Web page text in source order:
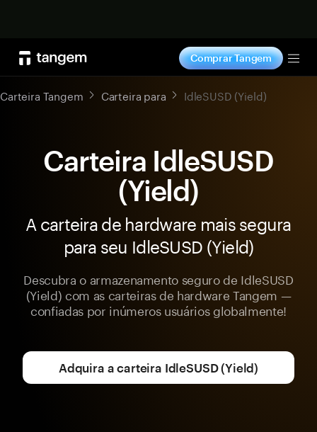
Comprar Tangem
Carteira Tangem Carteira para IdleSUSD (Yield)
Carteira IdleSUSD
(Yield)
A carteira de hardware mais segura
para seu IdleSUSD (Yield)
Descubra o armazenamento seguro de IdleSUSD
(Yield) com as carteiras de hardware Tangem —
confiadas por inúmeros usuários globalmente!
Adquira a carteira IdleSUSD (Yield)